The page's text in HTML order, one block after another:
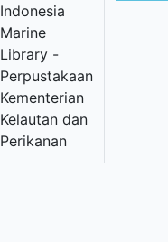
Indonesia
Marine
Library -
Perpustakaan
Kementerian
Kelautan dan
Perikanan